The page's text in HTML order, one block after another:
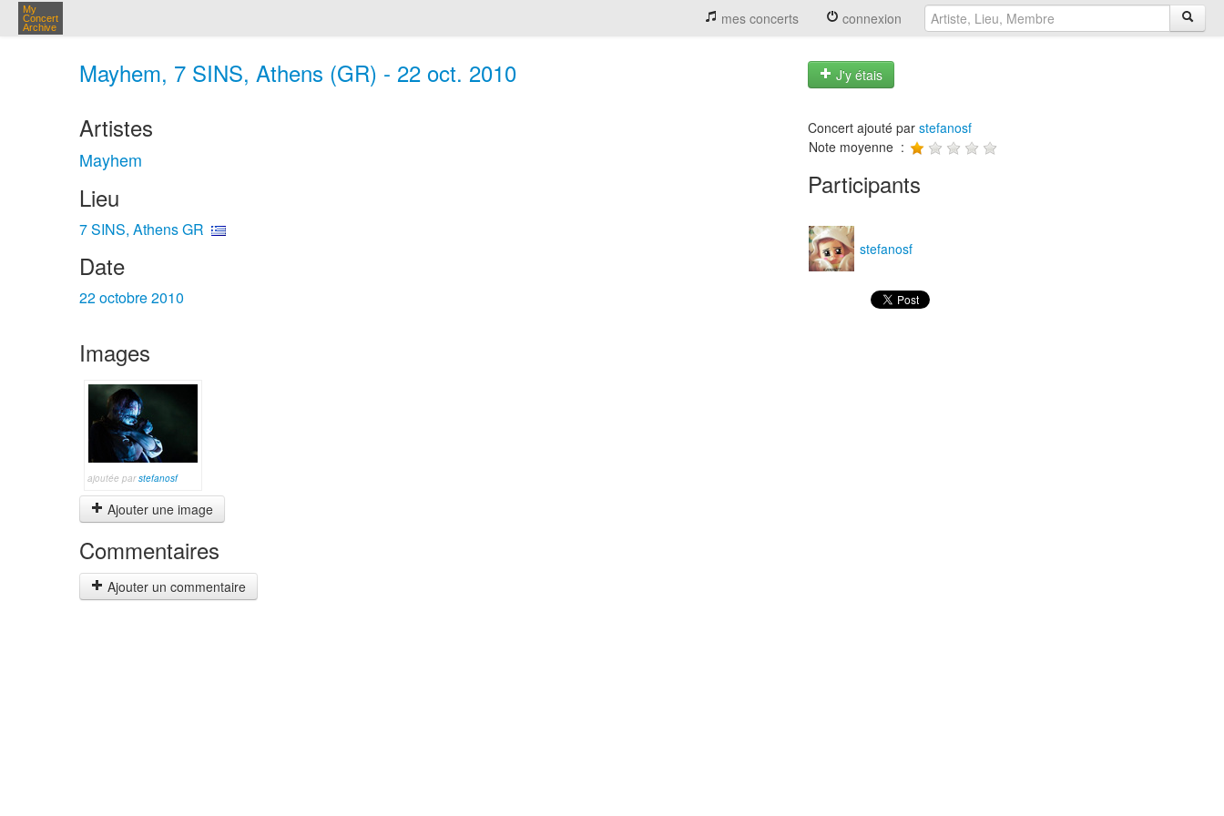
My
Concert
Archive
mes concerts connexion
Mayhem, 7 SINS, Athens (GR) - 22 oct. 2010 J'y étais
Artistes
Mayhem
Lieu
7 SINS, Athens GR
Date
22 octobre 2010
Images
ajoutée parstefanosf
Ajouter une image
Commentaires
Ajouter un commentaire
Concert ajouté par stefanosf
Note moyenne :
Participants
stefanosf